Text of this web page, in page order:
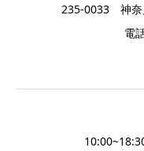
235-0033 神奈
電